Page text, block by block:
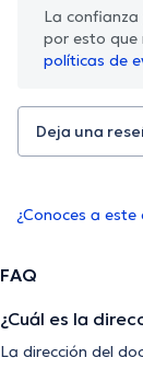
La confianza
por esto que
políticas de
Deja una
¿Conoces a
FAQ
¿Cuál es la
La dirección del